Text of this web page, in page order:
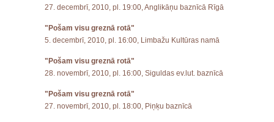
27. decembrī, 2010, pl. 19:00, Anglikāņu baznīcā Rīgā
"Pošam visu greznā rotā"
5. decembrī, 2010, pl. 16:00, Limbažu Kultūras namā
"Pošam visu greznā rotā"
28. novembrī, 2010, pl. 16:00, Siguldas ev.lut. baznīcā
"Pošam visu greznā rotā"
27. novembrī, 2010, pl. 18:00, Piņķu baznīcā